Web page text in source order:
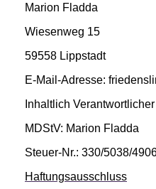
Marion Fladda
Wiesenweg 15
59558 Lippstadt
E-Mail-Adresse:
Inhaltlich
MDStV: Marion Fladda
Steuer-Nr.: 330/5038/
Haftungsausschluss